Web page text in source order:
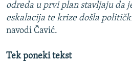
odreda u prvi plan stavljaju da
eskalacija te krize došla
navodi Čavić.
Tek poneki tekst